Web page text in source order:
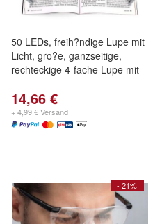
50 LEDs, freih?ndige Lupe mit
Licht, gro?e, ganzseitige,
rechteckige 4-fache Lupe mit
14,66 €
+ 4,99 € Versand
- 21%